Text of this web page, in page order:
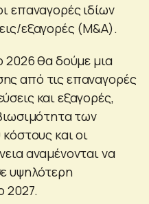
επαναγορές ιδίων
εξαγορές (M&A).
2026 θα δούμε μια
από τις επαναγορές
και εξαγορές,
των
και οι
αναμένονται να
υψηλότερη
2027.